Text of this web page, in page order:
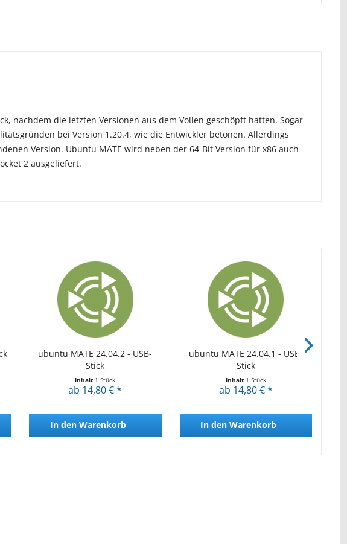
nachdem die letzten Versionen aus dem Vollen geschöpft hatten. Sogar
bei Version 1.20.4, wie die Entwickler betonen. Allerdings
Version. Ubuntu MATE wird neben der 64-Bit Version für x86 auch
2 ausgeliefert.
ubuntu MATE 24.04.2 - USB-
Stick
Inhalt 1 Stück
ab 14,80 € *
In den Warenkorb
ubuntu MATE 24.04.1 - USB-
Stick
Inhalt 1 Stück
ab 14,80 € *
In den Warenkorb